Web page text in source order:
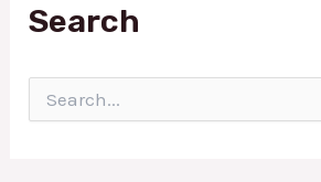
Search
e